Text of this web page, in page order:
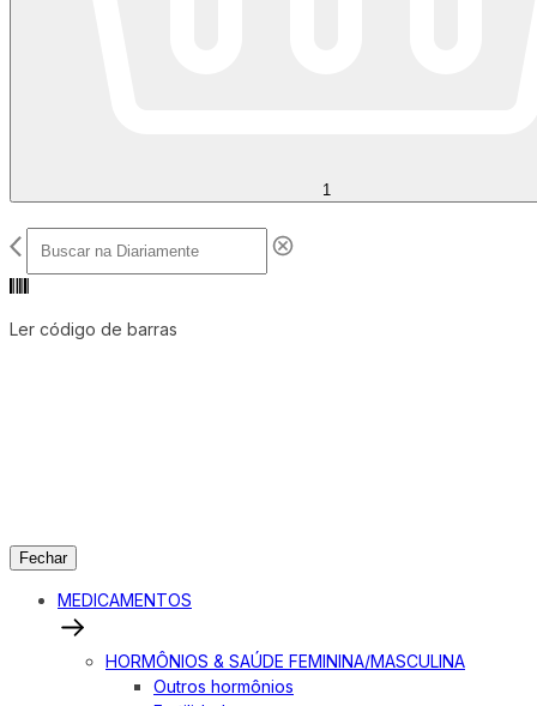
1
Ler código de barras
Fechar
MEDICAMENTOS
HORMÔNIOS & SAÚDE FEMININA/MASCULINA
Outros hormônios